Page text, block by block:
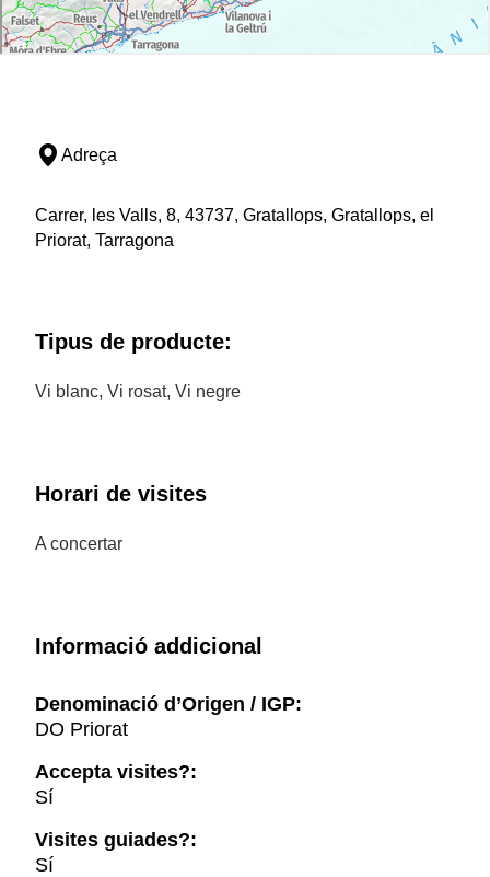
Adreça
Carrer, les Valls, 8, 43737, Gratallops, Gratallops, el
Priorat, Tarragona
Tipus de producte:
Vi blanc, Vi rosat, Vi negre
Horari de visites
A concertar
Informació addicional
Denominació d’Origen / IGP:
DO Priorat
Accepta visites?:
Sí
Visites guiades?:
Sí